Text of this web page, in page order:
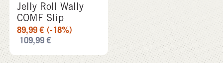
Jelly Roll Wally
COMF Slip
89,99€ (-18%)
109,99€